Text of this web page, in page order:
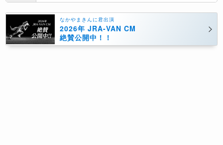
なかやまきんに君出演
2026年 JRA-VAN CM
絶賛公開中！！